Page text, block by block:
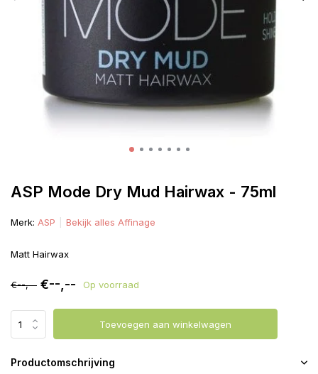
ASP Mode Dry Mud Hairwax - 75ml
Merk: ASP Bekijk alles Affinage
Matt Hairwax
€--,-- €--,-- Op voorraad
Toevoegen aan winkelwagen
Productomschrijving